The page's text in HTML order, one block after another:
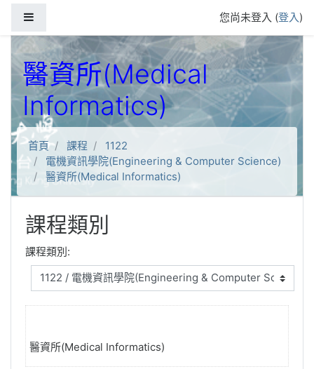
您尚未登入 (登入)
醫資所(Medical
Informatics)
首頁 課程
1122
電機資訊學院(Engineering & Computer Science)
醫資所(Medical Informatics)
課程類別
課程類別:
醫資所(Medical Informatics)